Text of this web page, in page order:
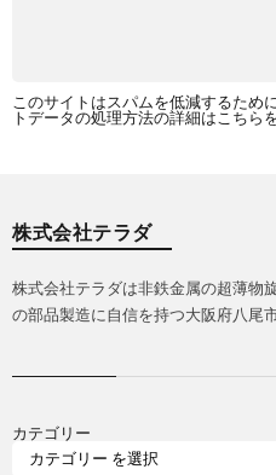
このサイトはスパムを低減するため
トデータの処理方法の詳細はこちら
株式会社テラダ
株式会社テラダは非鉄金属の超薄物
の部品製造に自信を持つ大阪府八尾
カテゴリー